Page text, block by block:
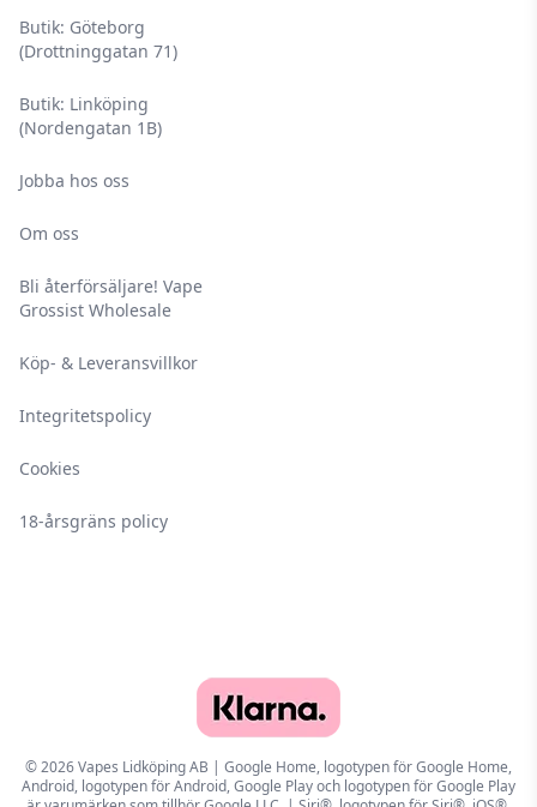
Butik: Göteborg
(Drottninggatan 71)
Butik: Linköping
(Nordengatan 1B)
Jobba hos oss
Om oss
Bli återförsäljare! Vape
Grossist Wholesale
Köp- & Leveransvillkor
Integritetspolicy
Cookies
18-årsgräns policy
© 2026 Vapes Lidköping AB | Google Home, logotypen för Google Home,
Android, logotypen för Android, Google Play och logotypen för Google Play